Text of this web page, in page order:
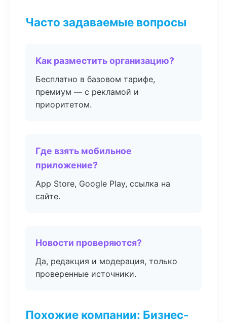
Часто задаваемые вопросы
Как разместить организацию?
Бесплатно в базовом тарифе,
премиум — с рекламой и
приоритетом.
Где взять мобильное
приложение?
App Store, Google Play, ссылка на
сайте.
Новости проверяются?
Да, редакция и модерация, только
проверенные источники.
Похожие компании: Бизнес-